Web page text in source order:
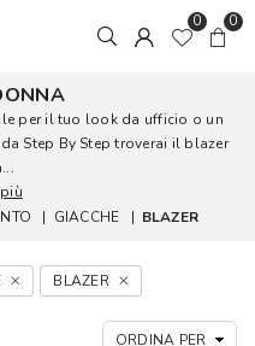
0 0
per il tuo look da ufficio o un
Step By Step troverai il blazer
| GIACCHE | BLAZER
BLAZER